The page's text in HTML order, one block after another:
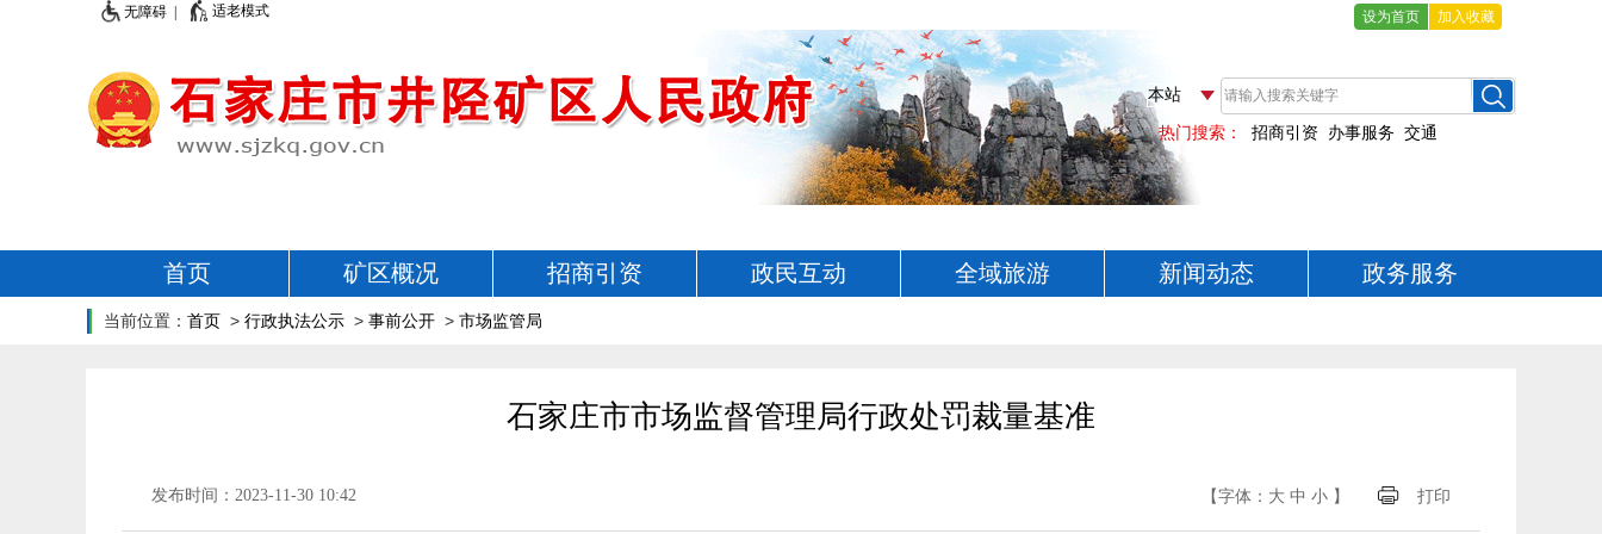
无障碍 | 适老模式 设为首页 加入收藏
首页 矿区概况 招商引资 政民互动 全域旅游 新闻动态 政务服务
当前位置： 首页 > 行政执法公示 > 事前公开 > 市场监管局
石家庄市市场监督管理局行政处罚裁量基准
发布时间：2023-11-30 10:42 【字体： 大 中 小 】 打印